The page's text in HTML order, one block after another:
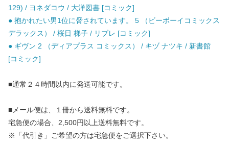
129) / ヨネダコウ / 大洋図書 [コミック]
● 抱かれたい男1位に脅されています。 5 （ビーボーイコミックス
デラックス） / 桜日 梯子 / リブレ [コミック]
● ギヴン 2 （ディアプラス コミックス） / キヅ ナツキ / 新書館
[コミック]
■通常２４時間以内に発送可能です。
■メール便は、１冊から送料無料です。
宅急便の場合、2,500円以上送料無料です。
※「代引き」ご希望の方は宅急便をご選択下さい。